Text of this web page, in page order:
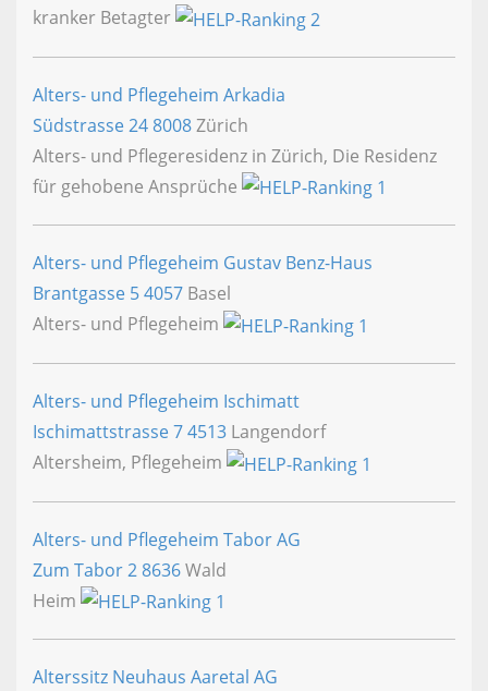
kranker Betagter
Alters- und Pflegeheim Arkadia
Südstrasse 248008Zürich
Alters- und Pflegeresidenz in Zürich, Die Residenz
für gehobene Ansprüche
Alters- und Pflegeheim Gustav Benz-Haus
Brantgasse 54057 Basel
Alters- und Pflegeheim
Alters- und Pflegeheim Ischimatt
Ischimattstrasse 74513 Langendorf
Altersheim, Pflegeheim
Alters- und Pflegeheim Tabor AG
Zum Tabor 28636Wald
Heim
Alterssitz Neuhaus Aaretal AG